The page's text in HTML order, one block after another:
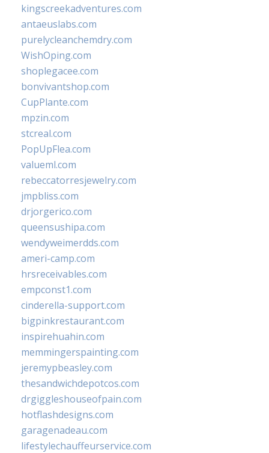
kingscreekadventures.com
antaeuslabs.com
purelycleanchemdry.com
WishOping.com
shoplegacee.com
bonvivantshop.com
CupPlante.com
mpzin.com
stcreal.com
PopUpFlea.com
valueml.com
rebeccatorresjewelry.com
jmpbliss.com
drjorgerico.com
queensushipa.com
wendyweimerdds.com
ameri-camp.com
hrsreceivables.com
empconst1.com
cinderella-support.com
bigpinkrestaurant.com
inspirehuahin.com
memmingerspainting.com
jeremypbeasley.com
thesandwichdepotcos.com
drgiggleshouseofpain.com
hotflashdesigns.com
garagenadeau.com
lifestylechauffeurservice.com